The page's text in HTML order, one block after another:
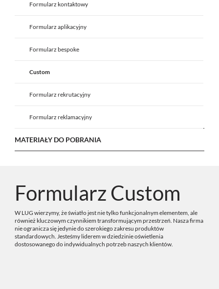
Formularz kontaktowy
Formularz aplikacyjny
Formularz bespoke
Custom
Formularz rekrutacyjny
Formularz reklamacyjny
MATERIAŁY DO POBRANIA
Formularz Custom
W LUG wierzymy, że światło jest nie tylko funkcjonalnym elementem, ale
również kluczowym czynnikiem transformującym przestrzeń. Nasza firma
nie ogranicza się jedynie do szerokiego zakresu produktów
standardowych. Jesteśmy liderem w dziedzinie oświetlenia
dostosowanego do indywidualnych potrzeb naszych klientów.